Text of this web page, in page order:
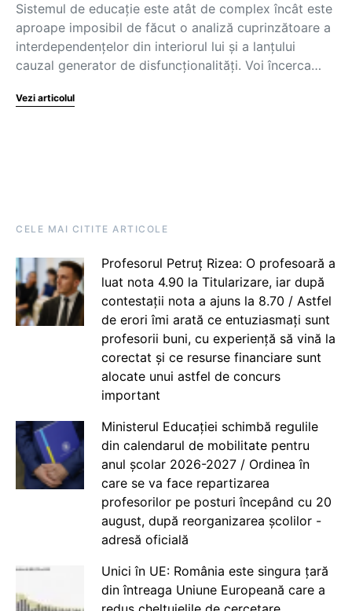
Sistemul de educație este atât de complex încât este
aproape imposibil de făcut o analiză cuprinzătoare a
interdependențelor din interiorul lui și a lanțului
cauzal generator de disfuncționalități. Voi încerca…
Vezi articolul
CELE MAI CITITE ARTICOLE
Profesorul Petruț Rizea: O profesoară a
luat nota 4.90 la Titularizare, iar după
contestații nota a ajuns la 8.70 / Astfel
de erori îmi arată ce entuziasmați sunt
profesorii buni, cu experiență să vină la
corectat și ce resurse financiare sunt
alocate unui astfel de concurs
important
Ministerul Educației schimbă regulile
din calendarul de mobilitate pentru
anul școlar 2026-2027 / Ordinea în
care se va face repartizarea
profesorilor pe posturi începând cu 20
august, după reorganizarea școlilor -
adresă oficială
Unici în UE: România este singura țară
din întreaga Uniune Europeană care a